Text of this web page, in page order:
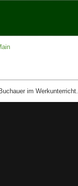
im Werkunterricht.